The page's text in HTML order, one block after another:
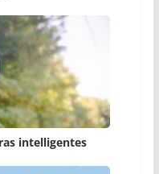
intelligentes